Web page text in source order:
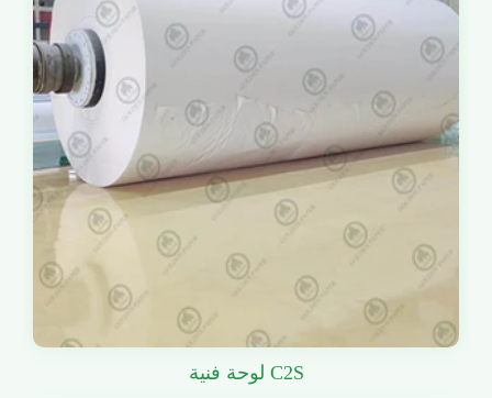
لوحة فنية C2S